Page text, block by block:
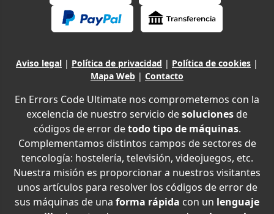
Aviso legal | Política de privacidad | Política de cookies |
Mapa Web | Contacto
En Errors Code Ultimate nos comprometemos con la
excelencia de nuestro servicio desoluciones de
códigos de error detodo tipo de máquinas.
Complementamos distintos campos de sectores de
tencología: hostelería, televisión, videojuegos, etc.
Nuestra misión es proporcionar a nuestros visitantes
unos artículos para resolver los códigos de error de
sus máquinas de una forma rápida con un lenguaje